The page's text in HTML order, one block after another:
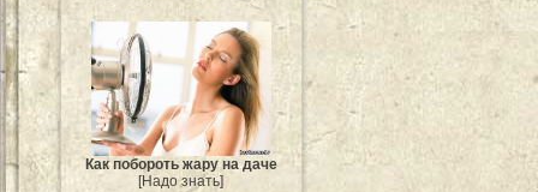
Как побороть жару на даче
[Надо знать]